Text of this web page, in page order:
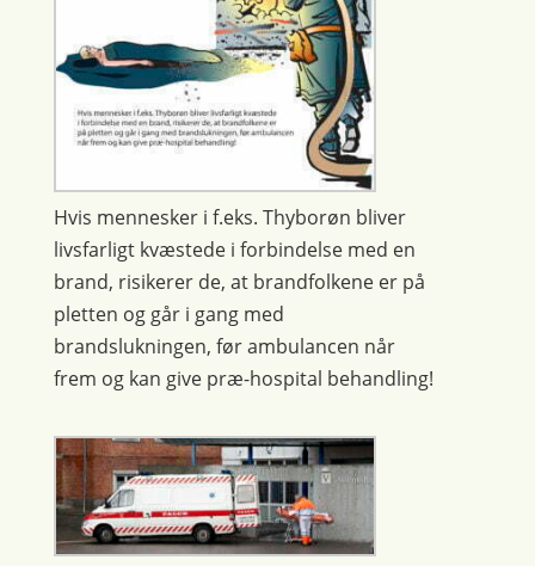
Hvis mennesker i f.eks. Thyborøn bliver
livsfarligt kvæstede i forbindelse med en
brand, risikerer de, at brandfolkene er på
pletten og går i gang med
brandslukningen, før ambulancen når
frem og kan give præ-hospital behandling!